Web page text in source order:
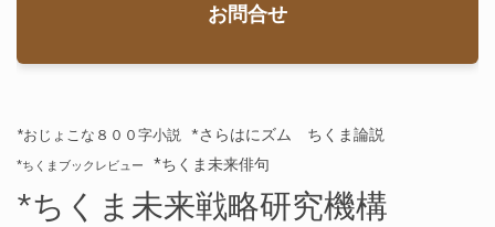
お問合せ
*おじょこな８００字小説 *さらはにズム ちくま論説
*ちくまブックレビュー *ちくま未来俳句
*ちくま未来戦略研究機構